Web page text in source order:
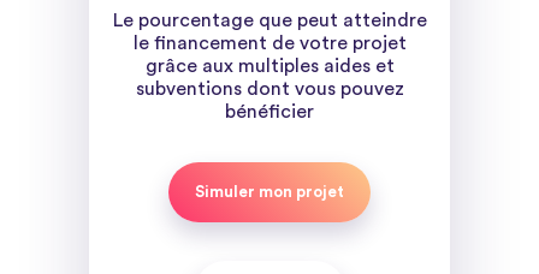
Le pourcentage que peut atteindre
le financement de votre projet
grâce aux multiples aides et
subventions dont vous pouvez
bénéficier
Simuler mon projet